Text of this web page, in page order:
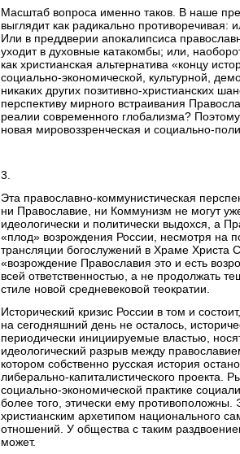
Масштаб вопроса именно таков. В наше
выглядит как радикально
Или в преддверии апокалипсиса
уходит в духовные катакомбы; или,
как христианская альтернатива «концу
социально-экономической, культурной,
никаких других позитивно-христианских
перспективу мирного встраивания
реалии современного глобализма?
новая мировоззренческая и социально-
3.
Эта православно-коммунистическая
ни Православие, ни Коммунизм не могут
идеологически и политически выдохся, а
«плод» возрождения России, несмотря на
трансляции богослужений в Храме Христа
«возрождение Православия это и есть
всей ответственностью, а не продолжать
стиле новой средневековой теократии.
Исторический кризис России в том и
на сегодняшний день не осталось,
периодически инициируемые властью,
идеологический разрыв между
котором собственно русская история
либерально-капиталистического проекта.
социально-экономической практике
более того, этически ему
христианским архетипом национального
отношений. У общества с таким
может.